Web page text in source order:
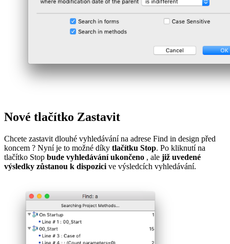
Nové tlačítko Zastavit
Chcete zastavit dlouhé vyhledávání na adrese Find in design před
koncem ? Nyní je to možné díky tlačítku Stop. Po kliknutí na
tlačítko Stop bude vyhledávání ukončeno , ale již uvedené
výsledky zůstanou k dispozici ve výsledcích vyhledávání.